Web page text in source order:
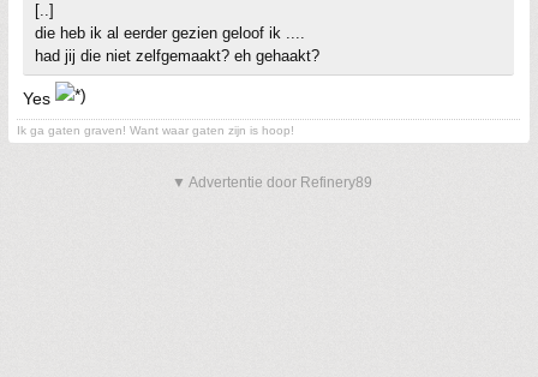
[..]
die heb ik al eerder gezien geloof ik ....
had jij die niet zelfgemaakt? eh gehaakt?
Yes
Ik ga gaten graven! Want waar gaten zijn is hoop!
▼ Advertentie door Refinery89